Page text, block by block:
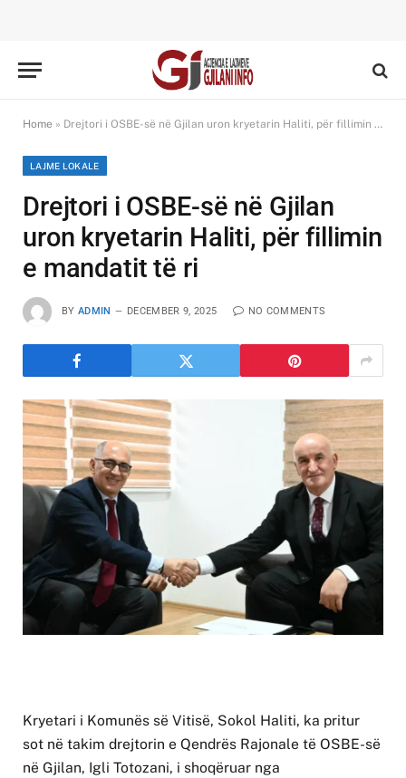
Home » Drejtori i OSBE-së në Gjilan uron kryetarin Haliti, për fillimin e mandatit të ri
LAJME LOKALE
Drejtori i OSBE-së në Gjilan
uron kryetarin Haliti, për fillimin
e mandatit të ri
BY ADMIN DECEMBER 9, 2025 NO COMMENTS
Kryetari i Komunës së Vitisë, Sokol Haliti, ka pritur
sot në takim drejtorin e Qendrës Rajonale të OSBE-së
në Gjilan, Igli Totozani, i shoqëruar nga